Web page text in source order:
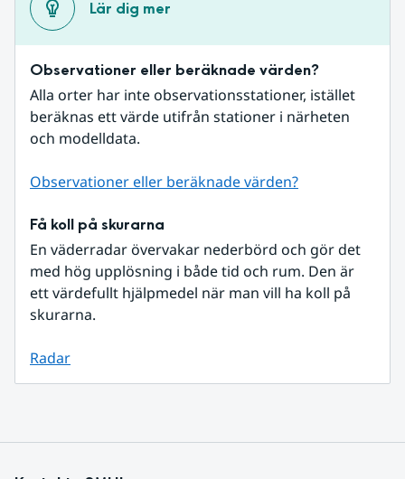
Lär dig mer
Observationer eller beräknade värden?
Alla orter har inte observationsstationer, istället
beräknas ett värde utifrån stationer i närheten
och modelldata.
Observationer eller beräknade värden?
Få koll på skurarna
En väderradar övervakar nederbörd och gör det
med hög upplösning i både tid och rum. Den är
ett värdefullt hjälpmedel när man vill ha koll på
skurarna.
Radar